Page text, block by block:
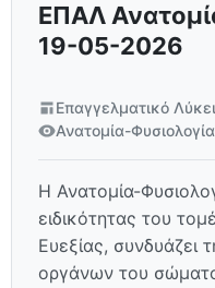
ΕΠΑΛ
19-05-2026
Επαγγελματικό
Ανατομία-Φυσιολογία
Η Ανατομία-
ειδικότητας του
Ευεξίας, συνδυάζει
οργάνων του